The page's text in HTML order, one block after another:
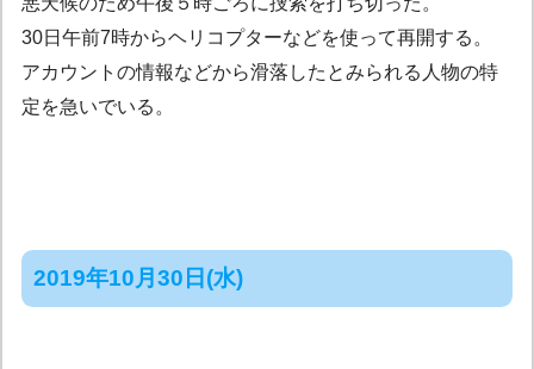
30日午前7時からヘリコプターなどを使って再開する。
アカウントの情報などから滑落したとみられる人物の特
定を急いでいる。
2019年10月30日(水)